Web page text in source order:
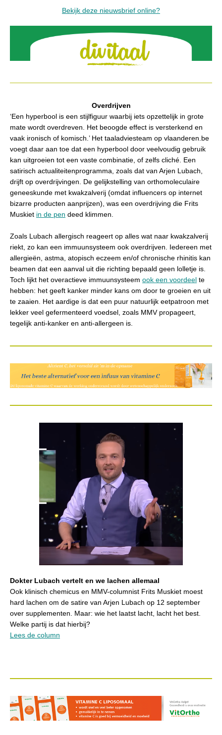
Bekijk deze nieuwsbrief online?
Overdrijven
‘Een hyperbool is een stijlfiguur waarbij iets opzettelijk in grote
mate wordt overdreven. Het beoogde effect is versterkend en
vaak ironisch of komisch.’ Het taaladviesteam op vlaanderen.be
voegt daar aan toe dat een hyperbool door veelvoudig gebruik
kan uitgroeien tot een vaste combinatie, of zelfs cliché. Een
satirisch actualiteitenprogramma, zoals dat van Arjen Lubach,
drijft op overdrijvingen. De gelijkstelling van orthomoleculaire
geneeskunde met kwakzalverij (omdat influencers op internet
bizarre producten aanprijzen), was een overdrijving die Frits
Muskiet in de pen deed klimmen.
Zoals Lubach allergisch reageert op alles wat naar kwakzalverij
riekt, zo kan een immuunsysteem ook overdrijven. Iedereen met
allergieën, astma, atopisch eczeem en/of chronische rhinitis kan
beamen dat een aanval uit die richting bepaald geen lolletje is.
Toch lijkt het overactieve immuunsysteem ook een voordeel te
hebben: het geeft kanker minder kans om door te groeien en uit
te zaaien. Het aardige is dat een puur natuurlijk eetpatroon met
lekker veel gefermenteerd voedsel, zoals MMV propageert,
tegelijk anti-kanker en anti-allergeen is.
Dokter Lubach vertelt en we lachen allemaal
Ook klinisch chemicus en MMV-columnist Frits Muskiet moest
hard lachen om de satire van Arjen Lubach op 12 september
over supplementen. Maar: wie het laatst lacht, lacht het best.
Welke partij is dat hierbij?
Lees de column